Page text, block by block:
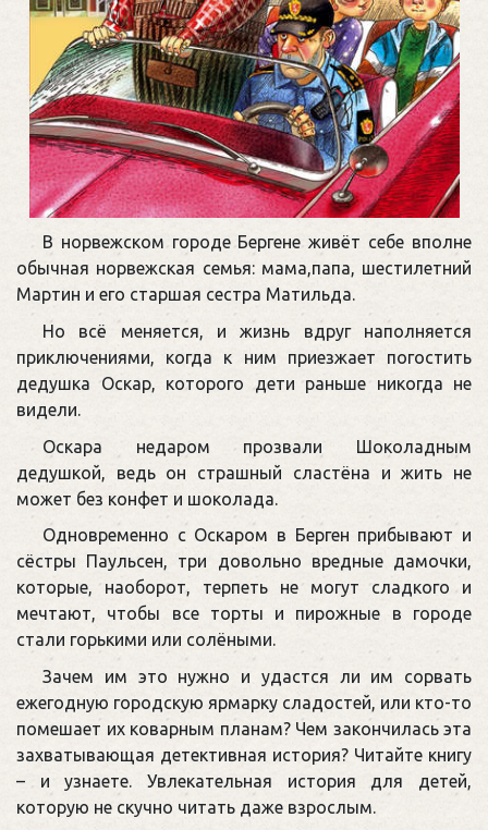
В норвежском городе Бергене живёт себе вполне
обычная норвежская семья: мама,папа, шестилетний
Мартин и его старшая сестра Матильда.
Но всё меняется, и жизнь вдруг наполняется
приключениями, когда к ним приезжает погостить
дедушка Оскар, которого дети раньше никогда не
видели.
Оскара недаром прозвали Шоколадным
дедушкой, ведь он страшный сластёна и жить не
может без конфет и шоколада.
Одновременно с Оскаром в Берген прибывают и
сёстры Паульсен, три довольно вредные дамочки,
которые, наоборот, терпеть не могут сладкого и
мечтают, чтобы все торты и пирожные в городе
стали горькими или солёными.
Зачем им это нужно и удастся ли им сорвать
ежегодную городскую ярмарку сладостей, или кто-то
помешает их коварным планам? Чем закончилась эта
захватывающая детективная история? Читайте книгу
– и узнаете. Увлекательная история для детей,
которую не скучно читать даже взрослым.